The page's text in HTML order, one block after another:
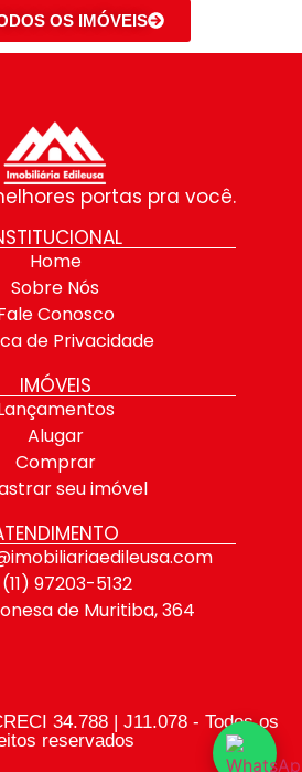
OS IMÓVEIS
portas pra você.
Home
Sobre Nós
Conosco
de Privacidade
IMÓVEIS
Alugar
Comprar
seu imóvel
(11) 97203-5132
de Muritiba, 364
34.788 | J11.078 - Todos os
reservados